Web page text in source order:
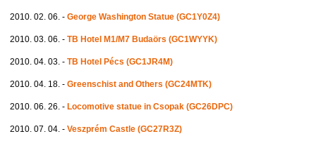
2010. 02. 06. - George Washington Statue (GC1Y0Z4)
2010. 03. 06. - TB Hotel M1/M7 Budaörs (GC1WYYK)
2010. 04. 03. - TB Hotel Pécs (GC1JR4M)
2010. 04. 18. - Greenschist and Others (GC24MTK)
2010. 06. 26. - Locomotive statue in Csopak (GC26DPC)
2010. 07. 04. - Veszprém Castle (GC27R3Z)